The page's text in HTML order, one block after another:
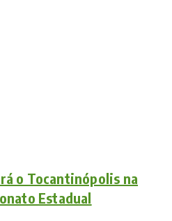
o Tocantinópolis na
Estadual